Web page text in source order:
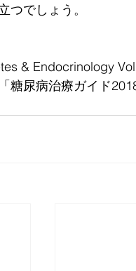
つでしょう。
& Endocrinology
糖尿病治療ガイド